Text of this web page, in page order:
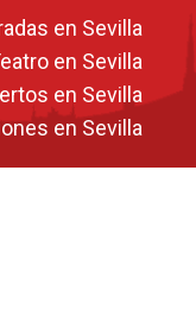
en Sevilla
en Sevilla
en Sevilla
en Sevilla